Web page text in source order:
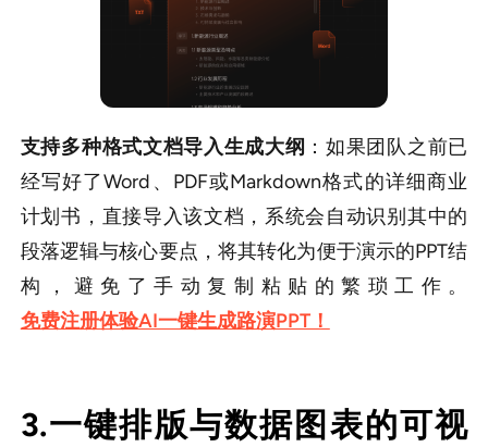
支持多种格式文档导入生成大纲 ：如果团队之前已
经写好了Word、PDF或Markdown格式的详细商业
计划书，直接导入该文档，系统会自动识别其中的
段落逻辑与核心要点，将其转化为便于演示的PPT结
构，避免了手动复制粘贴的繁琐工作。
免费注册体验AI一键生成路演PPT！
3.一键排版与数据图表的可视